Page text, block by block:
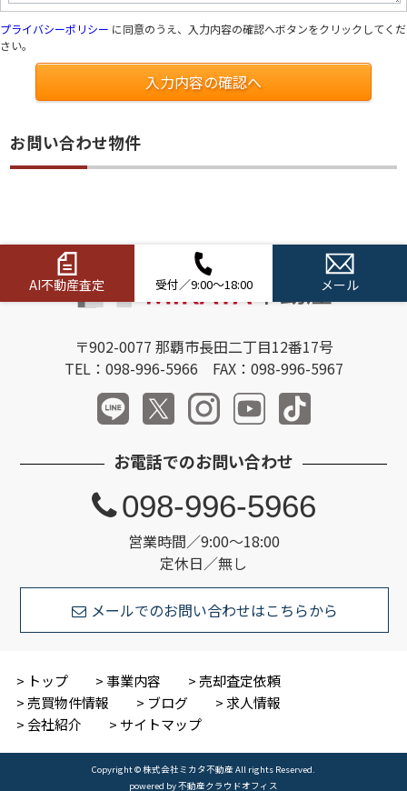
プライバシーポリシー に同意のうえ、入力内容の確認へボタンをクリックしてくだ
さい。
入力内容の確認へ
お問い合わせ物件
AI不動産査定 受付／9:00～18:00 メール
〒902-0077 那覇市長田二丁目12番17号
TEL：098-996-5966 FAX：098-996-5967
お電話でのお問い合わせ
営業時間／9:00～18:00
定休日／無し
098-996-5966
メールでのお問い合わせはこちらから
トップ 事業内容
売却査定依頼
売買物件情報
ブログ
求人情報
会社紹介
サイトマップ
Copyright © 株式会社ミカタ不動産 All rights Reserved.
powered by 不動産クラウドオフィス